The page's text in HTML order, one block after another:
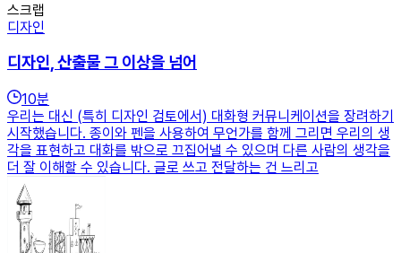
스크랩
디자인
디자인, 산출물 그 이상을 넘어
10분
우리는 대신 (특히 디자인 검토에서) 대화형 커뮤니케이션을 장려하기
시작했습니다. 종이와 펜을 사용하여 무언가를 함께 그리면 우리의 생
각을 표현하고 대화를 밖으로 끄집어낼 수 있으며 다른 사람의 생각을
더 잘 이해할 수 있습니다. 글로 쓰고 전달하는 건 느리고